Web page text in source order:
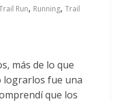
Run, Running,Trail
más de lo que
lograrlos fue una
que los